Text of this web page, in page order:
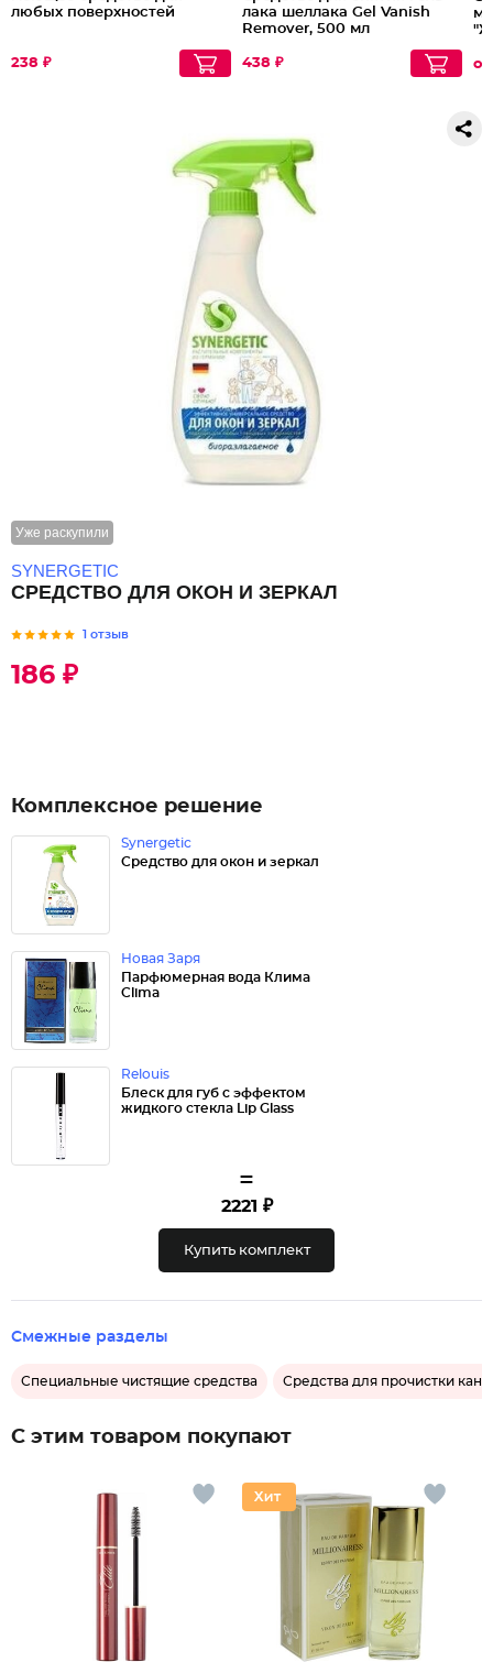
любых поверхностей
238 ₽
лака шеллака Gel Vanish
Remover, 500 мл
438 ₽
Уже раскупили
SYNERGETIC
СРЕДСТВО ДЛЯ ОКОН И ЗЕРКАЛ
1 отзыв
186 ₽
Комплексное решение
Synergetic
Средство для окон и зеркал
Новая Заря
Парфюмерная вода Клима
Clima
Relouis
Блеск для губ с эффектом
жидкого стекла Lip Glass
=
2221 ₽
Купить комплект
Смежные разделы
Специальные чистящие средства Средства для прочистки
С этим товаром покупают